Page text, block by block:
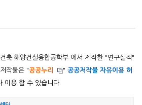
건축·해양건설융합공학부 에서 제작한 "연구실적"
저작물은 "공공누리 "공공저작물 자유이용 허
이용 할 수 있습니다.